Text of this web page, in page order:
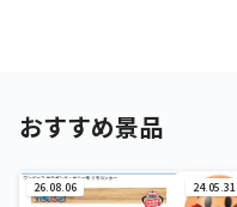
おすすめ景品
26.08.06 24.05.31